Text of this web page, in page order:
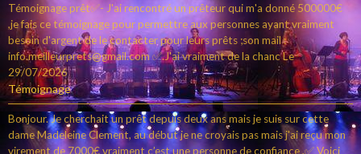
Témoignage prêt✅- J'ai rencontré un prêteur qui m'a donné 500000€
,je fais ce témoignage pour permettre aux personnes ayant vraiment
besoin d'argent de le contacter pour leurs prêts ;son mail :
info.meilleurprets@gmail.com ✅.J'ai vraiment de la chancLe
29/07/2026
Témoignage
Bonjour. Je cherchait un prêt depuis deux ans mais je suis sur cette
dame Madeleine Clement, au début je ne croyais pas mais j'ai reçu mon
virement de 7000€ vraiment c’est une personne de confiance ,✅ Voici